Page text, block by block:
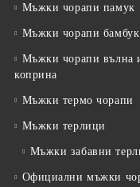
Мъжки чорапи памук
Мъжки чорапи бамбук
Мъжки чорапи вълна
коприна
Мъжки термо чорапи
Мъжки терлици
Мъжки забавни
Официални мъжки